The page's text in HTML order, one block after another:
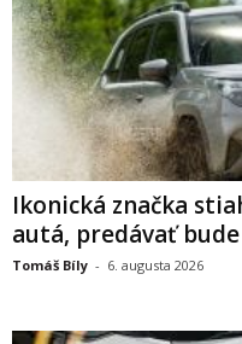
Ikonická značka
autá, predávať
Tomáš Bíly - 6. augusta 2026